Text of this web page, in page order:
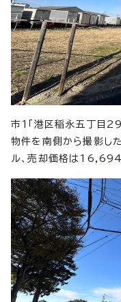
市1「港区稲永五丁目
物件を南側から撮影し
ル、売却価格は